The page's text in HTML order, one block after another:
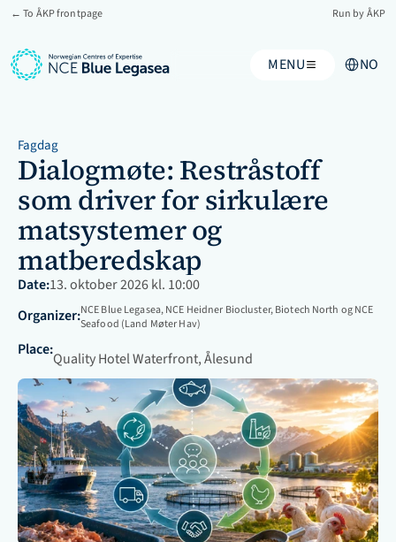
← To ÅKP frontpage Run by ÅKP
MENU NO
Fagdag
Dialogmøte: Restråstoff
som driver for sirkulære
matsystemer og
matberedskap
Date:13. oktober 2026 kl. 10:00
Organizer:NCE Blue Legasea, NCE Heidner Biocluster, Biotech North og NCE
Seafood (Land Møter Hav)
Place:Quality Hotel Waterfront, Ålesund